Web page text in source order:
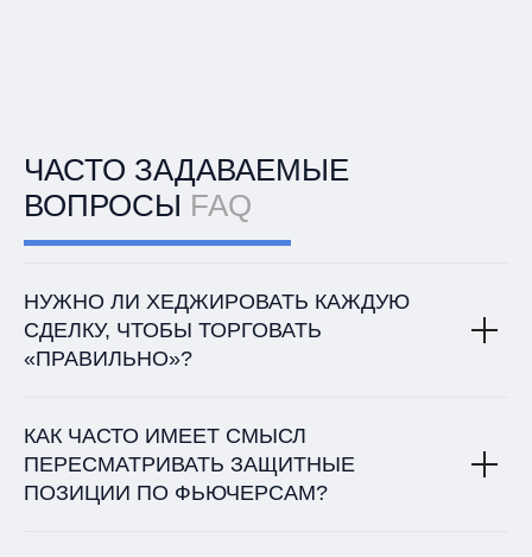
ЧАСТО ЗАДАВАЕМЫЕ
ВОПРОСЫ FAQ
НУЖНО ЛИ ХЕДЖИРОВАТЬ КАЖДУЮ
СДЕЛКУ, ЧТОБЫ ТОРГОВАТЬ
«ПРАВИЛЬНО»?
КАК ЧАСТО ИМЕЕТ СМЫСЛ
ПЕРЕСМАТРИВАТЬ ЗАЩИТНЫЕ
ПОЗИЦИИ ПО ФЬЮЧЕРСАМ?